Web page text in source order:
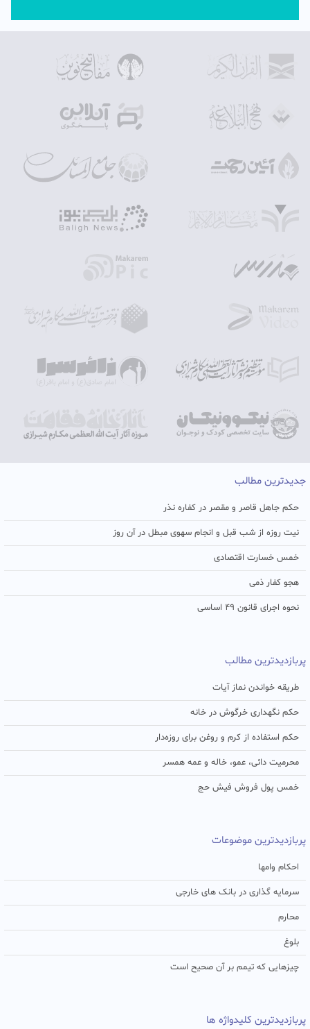
جدیدترین مطالب
حکم جاهل قاصر و مقصر در کفاره نذر
نیت روزه از شب قبل و انجام سهوی مبطل در آن روز
خمس خسارت اقتصادی
هجو کفار ذمی
نحوه اجرای قانون ۴۹ اساسی
پربازدیدترین مطالب
طریقه خواندن نماز آیات
حکم نگهداری خرگوش در خانه
حکم استفاده از کرم و روغن برای روزه‌دار
محرمیت دائی، عمو، خاله و عمه همسر
خمس پول فروش فیش حج
پربازدیدترین موضوعات
احکام وامها
سرمایه گذاری در بانک های خارجی
محارم
بلوغ
چیزهایی که تیمم بر آن صحیح است
پربازدیدترین کلیدواژه ها